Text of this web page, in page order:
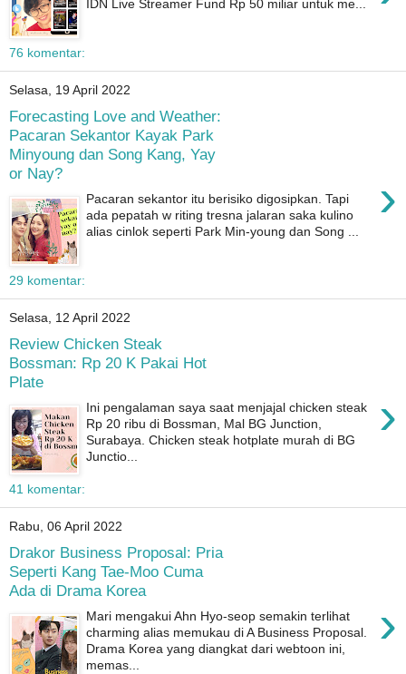
IDN Live Streamer Fund Rp 50 miliar untuk me...
76 komentar:
Selasa, 19 April 2022
Forecasting Love and Weather:
Pacaran Sekantor Kayak Park
Minyoung dan Song Kang, Yay
or Nay?
›
Pacaran sekantor itu berisiko digosipkan. Tapi
ada pepatah w riting tresna jalaran saka kulino
alias cinlok seperti Park Min-young dan Song ...
29 komentar:
Selasa, 12 April 2022
Review Chicken Steak
Bossman: Rp 20 K Pakai Hot
Plate
›
Ini pengalaman saya saat menjajal chicken steak
Rp 20 ribu di Bossman, Mal BG Junction,
Surabaya. Chicken steak hotplate murah di BG
Junctio...
41 komentar:
Rabu, 06 April 2022
Drakor Business Proposal: Pria
Seperti Kang Tae-Moo Cuma
Ada di Drama Korea
›
Mari mengakui Ahn Hyo-seop semakin terlihat
charming alias memukau di A Business Proposal.
Drama Korea yang diangkat dari webtoon ini,
memas...